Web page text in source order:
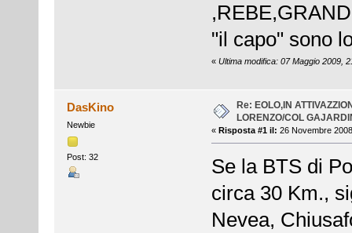
"il capo" sono
« Ultima modifica: 07 Maggio 2009,
DasKino
Newbie
Post: 32
Re: EOLO,IN
LORENZO/COL
« Risposta #1 il: 26 Novembre
Se la BTS di
circa 30 Km.,
Nevea,